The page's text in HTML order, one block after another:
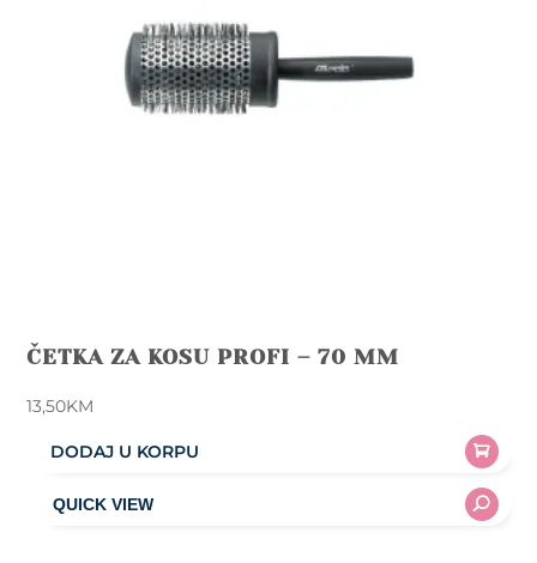
ČETKA ZA KOSU PROFI – 70 MM
13,50KM
DODAJ U KORPU